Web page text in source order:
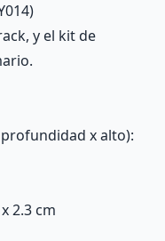
y el kit de
x alto):
2.3 cm